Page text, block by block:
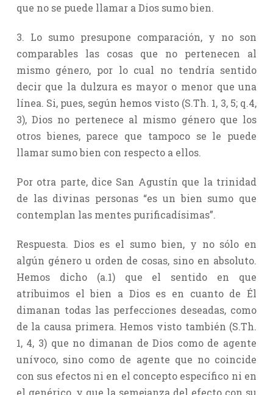
que no se puede llamar a Dios sumo bien.
3. Lo sumo presupone comparación, y no son
comparables las cosas que no pertenecen al
mismo género, por lo cual no tendría sentido
decir que la dulzura es mayor o menor que una
línea. Si, pues, según hemos visto (S.Th. 1, 3, 5; q.4,
3), Dios no pertenece al mismo género que los
otros bienes, parece que tampoco se le puede
llamar sumo bien con respecto a ellos.
Por otra parte, dice San Agustín que la trinidad
de las divinas personas “es un bien sumo que
contemplan las mentes purificadísimas”.
Respuesta. Dios es el sumo bien, y no sólo en
algún género u orden de cosas, sino en absoluto.
Hemos dicho (a.1) que el sentido en que
atribuimos el bien a Dios es en cuanto de Él
dimanan todas las perfecciones deseadas, como
de la causa primera. Hemos visto también (S.Th.
1, 4, 3) que no dimanan de Dios como de agente
unívoco, sino como de agente que no coincide
con sus efectos ni en el concepto específico ni en
el genérico, y que la semejanza del efecto con su